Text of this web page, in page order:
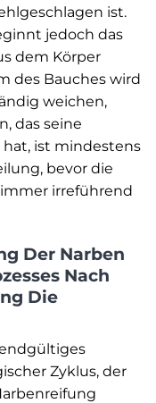
ist.
jedoch das
dem Körper
des Bauches wird
weichen,
das seine
ist mindestens
bevor die
irreführend
Der Narben
Nach
Die
Zyklus, der